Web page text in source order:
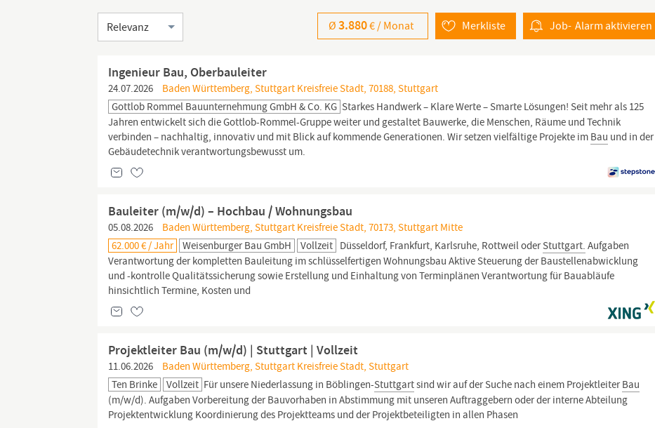
Sortierung Job- Alarmaktivieren
Merkliste
Ø3.880€ / Monat
Ingenieur Bau, Oberbauleiter
24.07.2026
Baden Württemberg, Stuttgart Kreisfreie Stadt, 70188, Stuttgart
Gottlob Rommel Bauunternehmung GmbH & Co. KG Starkes Handwerk – Klare Werte – Smarte Lösungen! Seit mehr als 125
Jahren entwickelt sich die Gottlob-Rommel-Gruppe weiter und gestaltet Bauwerke, die Menschen, Räume und Technik
verbinden – nachhaltig, innovativ und mit Blick auf kommende Generationen.​ Wir setzen vielfältige Projekte im Bau und in der
Gebäudetechnik verantwortungsbewusst um.
Bauleiter (m/w/d) – Hochbau / Wohnungsbau
05.08.2026
Baden Württemberg, Stuttgart Kreisfreie Stadt, 70173, Stuttgart Mitte
62.000 € / Jahr
Weisenburger Bau GmbH Vollzeit Düsseldorf, Frankfurt, Karlsruhe, Rottweil oderStuttgart. Aufgaben
Verantwortung der kompletten Bauleitung im schlüsselfertigen Wohnungsbau Aktive Steuerung der Baustellenabwicklung
und -kontrolle Qualitätssicherung sowie Erstellung und Einhaltung von Terminplänen Verantwortung für Bauabläufe
hinsichtlich Termine, Kosten und
Projektleiter Bau (m/w/d) | Stuttgart | Vollzeit
11.06.2026
Baden Württemberg, Stuttgart Kreisfreie Stadt, Stuttgart
Ten Brinke
Vollzeit Für unsere Niederlassung in Böblingen-Stuttgartsind wir auf der Suche nach einem ProjektleiterBau
(m/w/d). Aufgaben Vorbereitung der Bauvorhaben in Abstimmung mit unseren Auftraggebern oder der interne Abteilung
Projektentwicklung Koordinierung des Projektteams und der Projektbeteiligten in allen Phasen